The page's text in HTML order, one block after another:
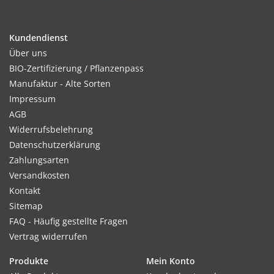
Kultur:
Breitwürfig oder in Reihen. Rechtzeitig auf 20–25cm
vereinzeln.
Standort:
Sonnige Lage, durchlässiger, nahrhafter Gartenboden.
Ernte / Blüte:
Blütezeit von Mai bis September.
Kundendienst
Über uns
BIO-Zertifizierung / Pflanzenpass
Manufaktur - Alte Sorten
Impressum
AGB
Widerrufsbelehrung
Datenschutzerklärung
Zahlungsarten
Versandkosten
Kontakt
Sitemap
FAQ - Häufig gestellte Fragen
Vertrag widerrufen
Produkte
Mein Konto